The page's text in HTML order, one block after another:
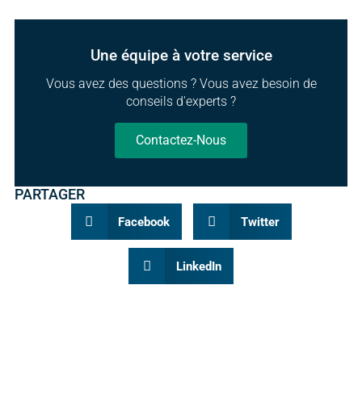
Une équipe à votre service
Vous avez des questions ? Vous avez besoin de
conseils d'experts ?
Contactez-Nous
PARTAGER
Facebook Twitter
LinkedIn